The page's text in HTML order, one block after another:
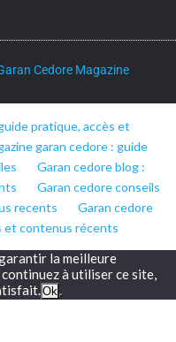
Cedore Magazine
pratique, accès et
garan cedore : guide
Garan cedore blog :
Garan cedore conseils
recents
Garan cedore
et contenus récents
la meilleure
à utiliser ce site,
Ok